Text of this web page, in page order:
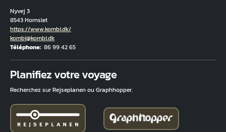
Nyvej 3
8543 Hornslet
Hjemmeside
https://www.kombi.dk/
Courriel
kombi@kombi.dk
Téléphone 86 99 42 65
Planifiez votre voyage
Recherchez sur Rejseplanen ou Graphhopper.